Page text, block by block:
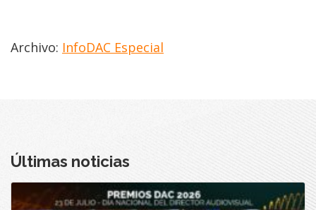
Archivo: InfoDAC Especial
Últimas noticias